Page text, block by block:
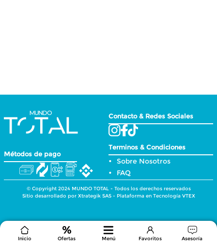
Inicio Ofertas Menú Favoritos Asesoría
Métodos de pago
Contacto & Redes Sociales
Terminos & Condiciones
Sobre Nosotros
FAQ
© Copyright 2024 MUNDO TOTAL - Todos los derechos reservados
Sitio desarrollado por Xtrategik SAS - Plataforma en Tecnología VTEX